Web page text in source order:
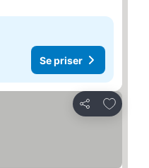
Se priser
Del
Føj til